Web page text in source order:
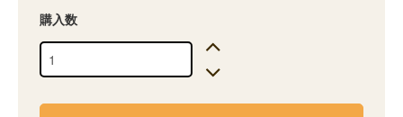
購入数